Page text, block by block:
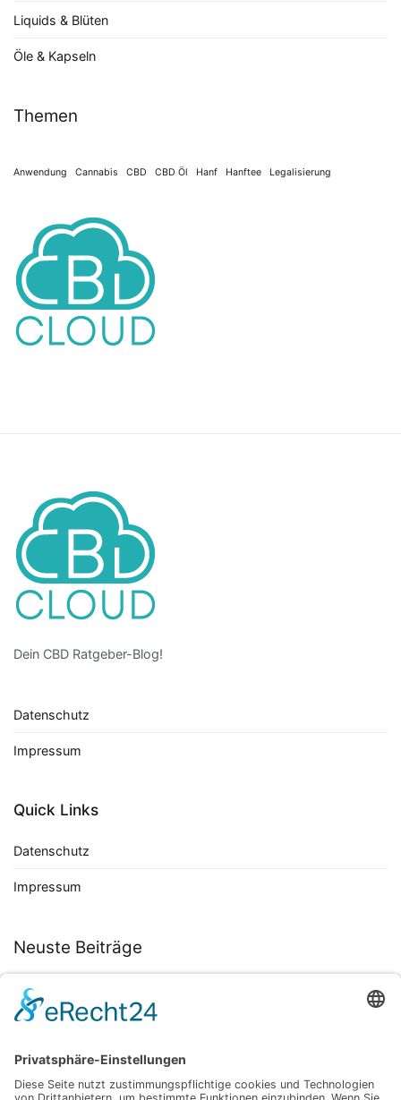
Liquids & Blüten
Öle & Kapseln
Themen
Anwendung Cannabis CBD CBD Öl Hanf Hanftee Legalisierung
Dein CBD Ratgeber-Blog!
Datenschutz
Impressum
Quick Links
Datenschutz
Impressum
Neuste Beiträge
Autoflower Samen entdecken: So findest du die besten Sorten
November 30, 2025
Tradition trifft Moderne: Hanf als Lifestyle-Highlight